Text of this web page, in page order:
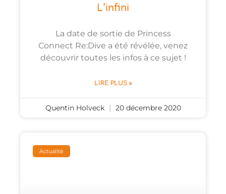
L’infini
La date de sortie de Princess
Connect Re:Dive a été révélée, venez
découvrir toutes les infos à ce sujet !
LIRE PLUS »
Quentin Holveck 20 décembre 2020
Actualité